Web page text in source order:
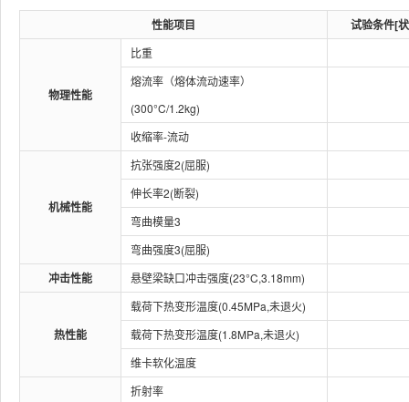
性能项目 试验条件[
物理性能
比重
熔流率（熔体流动速率）
(300°C/1.2kg)
收缩率-流动
机械性能
抗张强度2(屈服)
伸长率2(断裂)
弯曲模量3
弯曲强度3(屈服)
冲击性能 悬壁梁缺口冲击强度(23°C,3.18mm)
热性能
载荷下热变形温度(0.45MPa,未退火)
载荷下热变形温度(1.8MPa,未退火)
维卡软化温度
折射率